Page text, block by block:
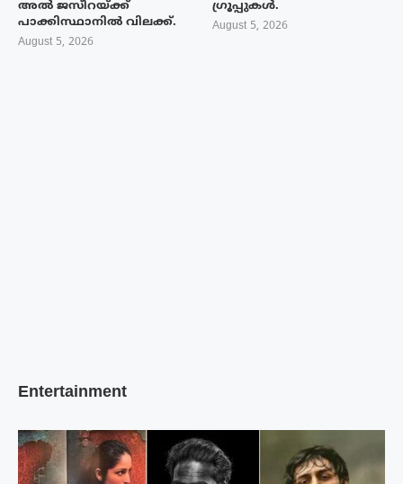
അൽ ജസീറയ്‌ക്ക്
പാക്കിസ്ഥാനിൽ വിലക്ക്.
August 5, 2026
ഗ്രൂപ്പുകൾ.
August 5, 2026
Entertainment